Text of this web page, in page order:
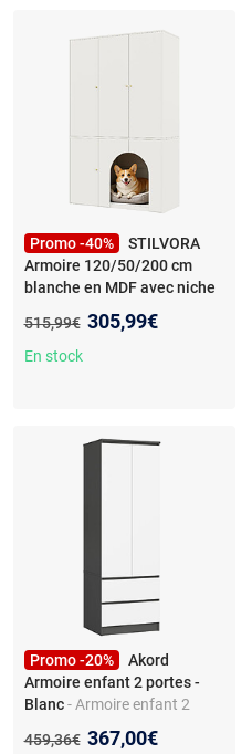
Promo -40%
STILVORA
Armoire 120/50/200 cm
blanche en MDF avec niche
Ancien prix :
515,99€ Nouveau prix :
305,99€
En stock
Promo -20%
Akord
Armoire enfant 2 portes -
Blanc - Armoire enfant 2
tiroirs - penderie - mélamine -
Ancien prix :
459,36€ Nouveau prix :
367,00€